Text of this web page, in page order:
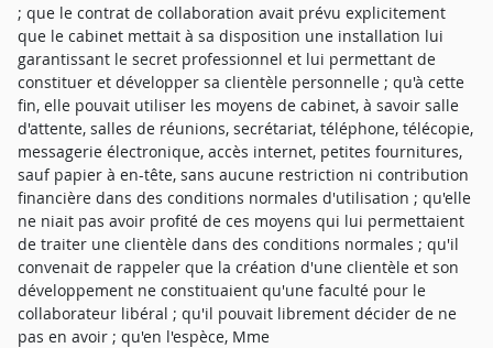
; que le contrat de collaboration avait prévu explicitement
que le cabinet mettait à sa disposition une installation lui
garantissant le secret professionnel et lui permettant de
constituer et développer sa clientèle personnelle ; qu'à cette
fin, elle pouvait utiliser les moyens de cabinet, à savoir salle
d'attente, salles de réunions, secrétariat, téléphone, télécopie,
messagerie électronique, accès internet, petites fournitures,
sauf papier à en-tête, sans aucune restriction ni contribution
financière dans des conditions normales d'utilisation ; qu'elle
ne niait pas avoir profité de ces moyens qui lui permettaient
de traiter une clientèle dans des conditions normales ; qu'il
convenait de rappeler que la création d'une clientèle et son
développement ne constituaient qu'une faculté pour le
collaborateur libéral ; qu'il pouvait librement décider de ne
pas en avoir ; qu'en l'espèce, Mme